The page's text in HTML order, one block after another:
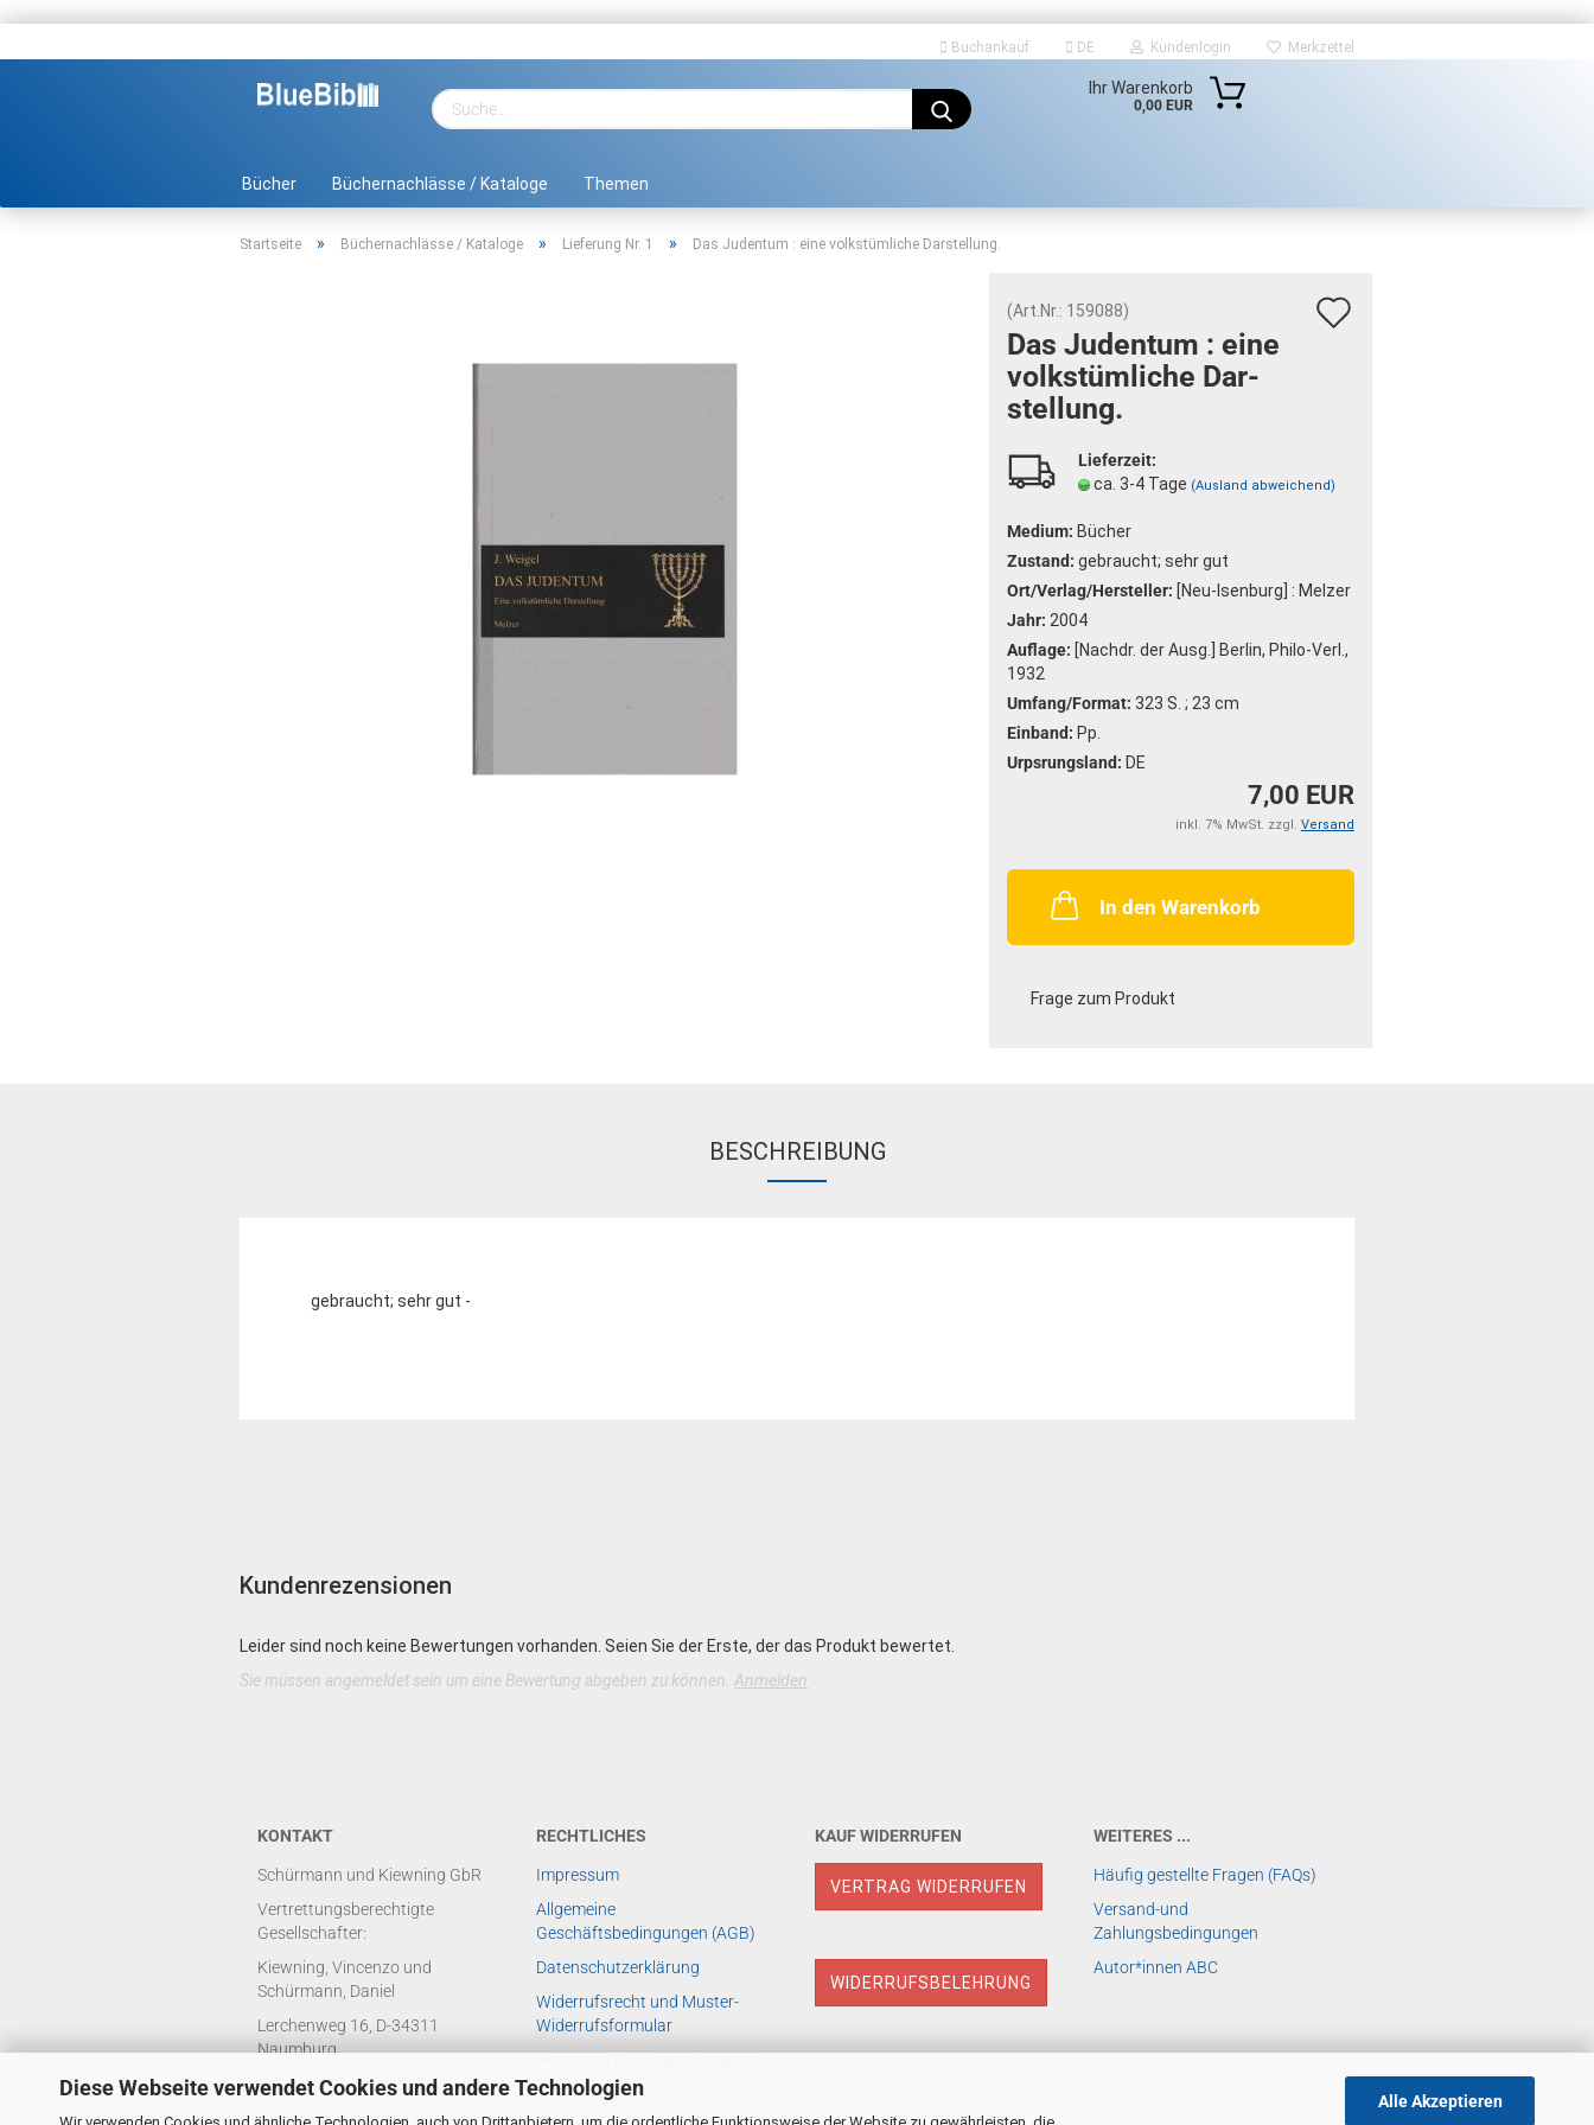
Diese Webseite verwendet Cookies und andere Technologien
Wir verwenden Cookies und ähnliche Technologien, auch von Drittanbietern, um die ordentliche Funktionsweise der Website zu gewährleisten, die
Alle Akzeptieren
Buchankauf DE Kundenlogin
Konto erstellen
Passwort vergessen?
Merkzettel
Ihr Warenkorb
0,00 EUR
Bücher Büchernachlässe / Kataloge Themen
Startseite » Büchernachlässe / Kataloge » Lieferung Nr. 1 » Das Judentum : eine volkstümliche Darstellung.
(Art.Nr.: 159088)
Das Ju­den­tum : eine
volks­tüm­li­che Dar­
stel­lung.
Lieferzeit:
ca. 3-4 Tage (Ausland abweichend)
Medium: Bücher
Zustand: gebraucht; sehr gut
Ort/Verlag/Hersteller: [Neu-Isenburg] : Melzer
Jahr: 2004
Auflage: [Nachdr. der Ausg.] Berlin, Philo-Verl.,
1932
Umfang/Format: 323 S. ; 23 cm
Einband: Pp.
Urpsrungsland: DE
7,00 EUR
inkl. 7% MwSt. zzgl. Versand
In den Warenkorb
Frage zum Produkt
BESCHREIBUNG
gebraucht; sehr gut -
Kundenrezensionen
Leider sind noch keine Bewertungen vorhanden. Seien Sie der Erste, der das Produkt bewertet.
Sie müssen angemeldet sein um eine Bewertung abgeben zu können. Anmelden
KONTAKT
Schürmann und Kiewning GbR
Vertrettungsberechtigte
Gesellschafter:
Kiewning, Vincenzo und
Schürmann, Daniel
Lerchenweg 16, D-34311
Naumburg
Telefon: +49 (0) 5625 8429688
E-Mail: mail@bluebib.de
RECHTLICHES
Impressum
Allgemeine
Geschäftsbedingungen (AGB)
Datenschutzerklärung
Widerrufsrecht und Muster-
Widerrufsformular
Person
KAUF WIDERRUFEN
VERTRAG WIDERRUFEN
WIDERRUFSBELEHRUNG
WEITERES ...
Häufig gestellte Fragen (FAQs)
Versand-und
Zahlungsbedingungen
Autor*innen ABC